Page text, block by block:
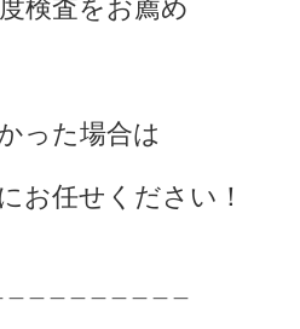
った場合は
お任せください！